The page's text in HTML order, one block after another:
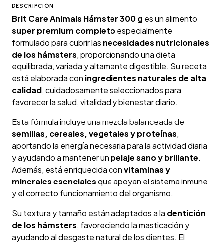
DESCRIPCIÓN
Brit Care Animals Hámster 300 g es un alimento
super premium completoespecialmente
formulado para cubrir las necesidades nutricionales
de los hámsters, proporcionando una dieta
equilibrada, variada y altamente digestible. Su receta
está elaborada con ingredientes naturales de alta
calidad, cuidadosamente seleccionados para
favorecer la salud, vitalidad y bienestar diario.
Esta fórmula incluye una mezcla balanceada de
semillas, cereales, vegetales y proteínas,
aportando la energía necesaria para la actividad diaria
y ayudando a mantener un pelaje sano y brillante.
Además, está enriquecida convitaminas y
minerales esencialesque apoyan el sistema inmune
y el correcto funcionamiento del organismo.
Su textura y tamaño están adaptados a la dentición
de los hámsters, favoreciendo la masticación y
ayudando al desgaste natural de los dientes. El